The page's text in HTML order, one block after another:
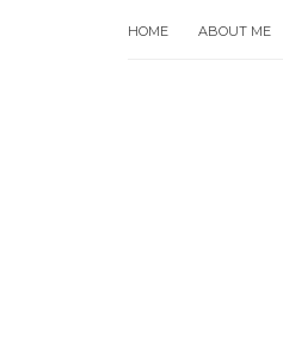
HOME ABOUT ME